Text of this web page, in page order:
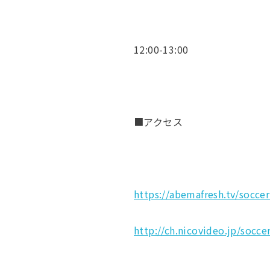
12:00-13:00
■アクセス
https://abemafresh.tv/
http://ch.nicovideo.jp/